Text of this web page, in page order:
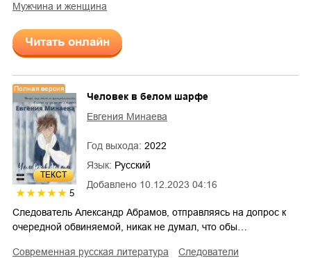
мужчина и женщина
Читать онлайн
ТЕКСТ
Полная версия
5
Добавлено 10.12.2023 04:16
Человек в белом шарфе
Евгения Минаева
Год выхода: 2022
Язык: Русский
Следователь Александр Абрамов, отправляясь на допрос к
очередной обвиняемой, никак не думал, что обы…
современная русская литература
следователи